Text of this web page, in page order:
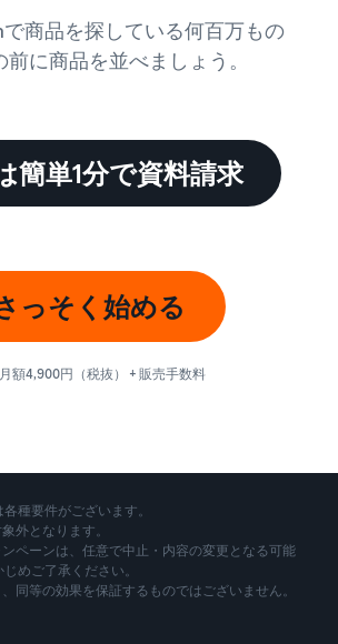
商品を探している何百万もの
前に商品を並べましょう。
簡単1分で資料請求
っそく始める
月額4,900円（税抜） + 販売手数料
種要件がございます。
外となります。
ペーンは、任意で中止・内容の変更となる可能
めご了承ください。
同等の効果を保証するものではございません。